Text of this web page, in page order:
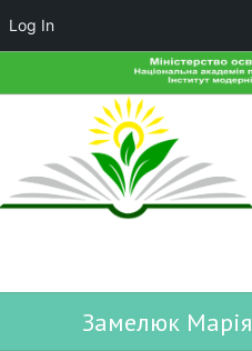
Замелюк Марія
Log In